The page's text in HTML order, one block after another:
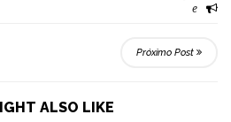
e
Próximo Post
ALSO LIKE